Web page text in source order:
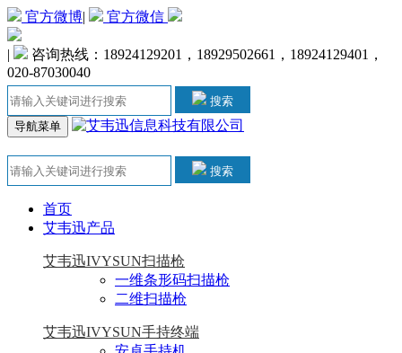
官方微博| 官方微信
|
咨询热线：18924129201，18929502661，18924129401，
020-87030040
搜索
导航菜单
搜索
首页
艾韦迅产品
艾韦迅IVYSUN扫描枪
一维条形码扫描枪
二维扫描枪
艾韦迅IVYSUN手持终端